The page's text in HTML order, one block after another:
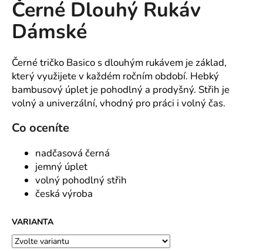
0,0
z
5
hvězdiček.
Černé Dlouhý Rukáv
Dámské
Černé tričko Basico s dlouhým rukávem je základ,
který využijete v každém ročním období. Hebký
bambusový úplet je pohodlný a prodyšný. Střih je
volný a univerzální, vhodný pro práci i volný čas.
Co oceníte
nadčasová černá
jemný úplet
volný pohodlný střih
česká výroba
VARIANTA
o
p
o
u
č
u
j
m